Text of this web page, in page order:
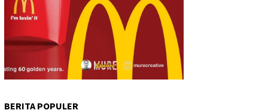
BERITA POPULER